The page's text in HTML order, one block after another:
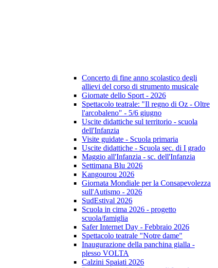
Concerto di fine anno scolastico degli
allievi del corso di strumento musicale
Giornate dello Sport - 2026
Spettacolo teatrale: "Il regno di Oz - Oltre
l'arcobaleno" - 5/6 giugno
Uscite didattiche sul territorio - scuola
dell'Infanzia
Visite guidate - Scuola primaria
Uscite didattiche - Scuola sec. di I grado
Maggio all'Infanzia - sc. dell'Infanzia
Settimana Blu 2026
Kangourou 2026
Giornata Mondiale per la Consapevolezza
sull'Autismo - 2026
SudEstival 2026
Scuola in cima 2026 - progetto
scuola/famiglia
Safer Internet Day - Febbraio 2026
Spettacolo teatrale "Notre dame"
Inaugurazione della panchina gialla -
plesso VOLTA
Calzini Spaiati 2026